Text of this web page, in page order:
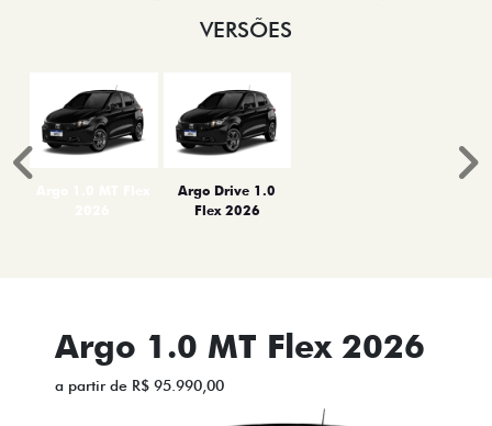
VERSÕES
Argo Drive 1.0
Flex 2026
Anterior
Argo 1.0 MT Flex 2026
a partir de R$ 95.990,00